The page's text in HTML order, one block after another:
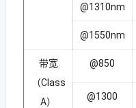
@1310nm
@1550nm
带宽
（Class
A）
@850
@1300